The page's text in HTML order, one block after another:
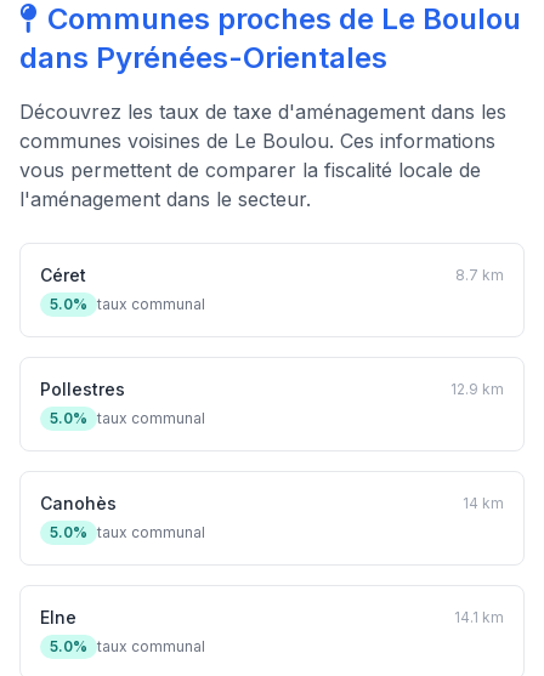
Communes proches de Le Boulou
dans Pyrénées-Orientales
Découvrez les taux de taxe d'aménagement dans les
communes voisines de Le Boulou. Ces informations
vous permettent de comparer la fiscalité locale de
l'aménagement dans le secteur.
Céret
8.7 km
5.0% taux communal
Pollestres
12.9 km
5.0% taux communal
Canohès
14 km
5.0% taux communal
Elne
14.1 km
5.0% taux communal